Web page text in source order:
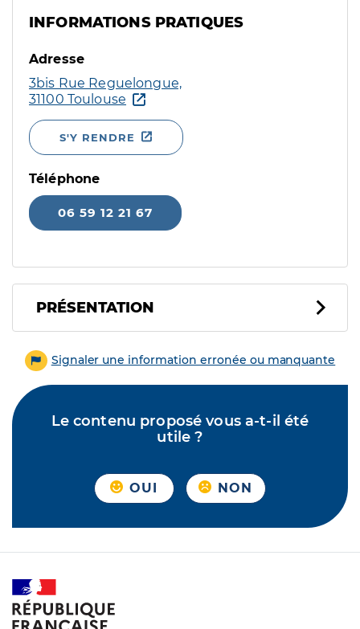
INFORMATIONS PRATIQUES
Adresse
3bis Rue Reguelongue,
31100 Toulouse
S'Y RENDRE
Téléphone
06 59 12 21 67
PRÉSENTATION
Signaler une information erronée ou manquante
Le contenu proposé vous a-t-il été
utile ?
OUI NON